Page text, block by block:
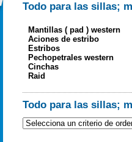
Todo para las sillas;
Mantillas ( pad ) western
Aciones de estribo
Estribos
Pechopetrales western
Cinchas
Raid
Todo para las sillas;